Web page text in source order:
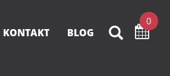
0
KONTAKT BLOG